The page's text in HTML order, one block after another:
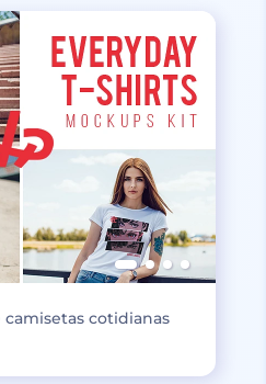
cotidianas